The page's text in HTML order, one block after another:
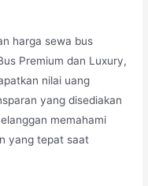
harga sewa bus
Premium dan Luxury,
nilai uang
yang disediakan
memahami
yang tepat saat